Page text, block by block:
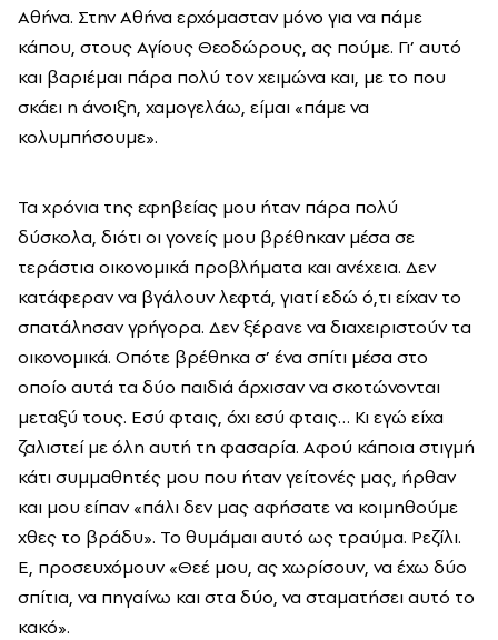
Αθήνα. Στην Αθήνα ερχόμασταν μόνο για να πάμε
κάπου, στους Αγίους Θεοδώρους, ας πούμε. Γι’ αυτό
και βαριέμαι πάρα πολύ τον χειμώνα και, με το που
σκάει η άνοιξη, χαμογελάω, είμαι «πάμε να
κολυμπήσουμε».
Τα χρόνια της εφηβείας μου ήταν πάρα πολύ
δύσκολα, διότι οι γονείς μου βρέθηκαν μέσα σε
τεράστια οικονομικά προβλήματα και ανέχεια. Δεν
κατάφεραν να βγάλουν λεφτά, γιατί εδώ ό,τι είχαν το
σπατάλησαν γρήγορα. Δεν ξέρανε να διαχειριστούν τα
οικονομικά. Οπότε βρέθηκα σ’ ένα σπίτι μέσα στο
οποίο αυτά τα δύο παιδιά άρχισαν να σκοτώνονται
μεταξύ τους. Εσύ φταις, όχι εσύ φταις… Κι εγώ είχα
ζαλιστεί με όλη αυτή τη φασαρία. Αφού κάποια στιγμή
κάτι συμμαθητές μου που ήταν γείτονές μας, ήρθαν
και μου είπαν «πάλι δεν μας αφήσατε να κοιμηθούμε
χθες το βράδυ». Το θυμάμαι αυτό ως τραύμα. Ρεζίλι.
Ε, προσευχόμουν «Θεέ μου, ας χωρίσουν, να έχω δύο
σπίτια, να πηγαίνω και στα δύο, να σταματήσει αυτό το
κακό».